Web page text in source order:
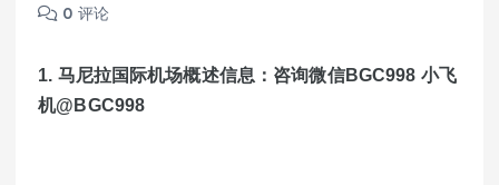
0 评论
1. 马尼拉国际机场概述信息：咨询微信BGC998 小飞
机@BGC998